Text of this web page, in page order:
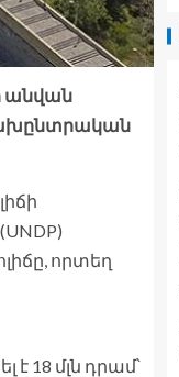
անվան
որտեղ
18 մլն դրամ՝